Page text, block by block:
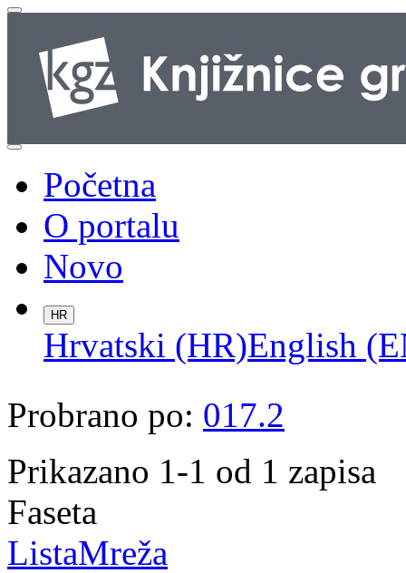
Početna
O portalu
Novo
HR
Hrvatski (HR)English
Probrano po: 017.2
Prikazano 1-1 od 1 zapisa
Faseta
ListaMreža